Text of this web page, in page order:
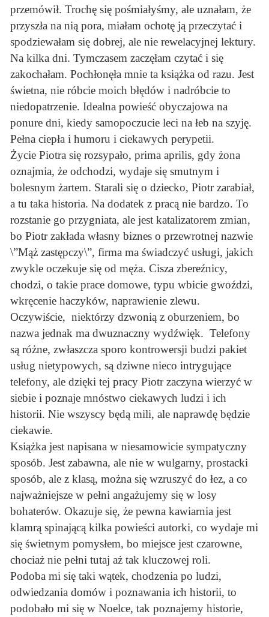
przemówił. Trochę się pośmiałyśmy, ale uznałam, że
przyszła na nią pora, miałam ochotę ją przeczytać i
spodziewałam się dobrej, ale nie rewelacyjnej lektury.
Na kilka dni. Tymczasem zaczęłam czytać i się
zakochałam. Pochłonęła mnie ta książka od razu. Jest
świetna, nie róbcie moich błędów i nadróbcie to
niedopatrzenie. Idealna powieść obyczajowa na
ponure dni, kiedy samopoczucie leci na łeb na szyję.
Pełna ciepła i humoru i ciekawych perypetii.
Życie Piotra się rozsypało, prima aprilis, gdy żona
oznajmia, że odchodzi, wydaje się smutnym i
bolesnym żartem. Starali się o dziecko, Piotr zarabiał,
a tu taka historia. Na dodatek z pracą nie bardzo. To
rozstanie go przygniata, ale jest katalizatorem zmian,
bo Piotr zakłada własny biznes o przewrotnej nazwie
\”Mąż zastępczy\”, firma ma świadczyć usługi, jakich
zwykle oczekuje się od męża. Cisza zbereźnicy,
chodzi, o takie prace domowe, typu wbicie gwoździ,
wkręcenie haczyków, naprawienie zlewu.
Oczywiście, niektórzy dzwonią z oburzeniem, bo
nazwa jednak ma dwuznaczny wydźwięk. Telefony
są różne, zwłaszcza sporo kontrowersji budzi pakiet
usług nietypowych, są dziwne nieco intrygujące
telefony, ale dzięki tej pracy Piotr zaczyna wierzyć w
siebie i poznaje mnóstwo ciekawych ludzi i ich
historii. Nie wszyscy będą mili, ale naprawdę będzie
ciekawie.
Książka jest napisana w niesamowicie sympatyczny
sposób. Jest zabawna, ale nie w wulgarny, prostacki
sposób, ale z klasą, można się wzruszyć do łez, a co
najważniejsze w pełni angażujemy się w losy
bohaterów. Okazuje się, że pewna kawiarnia jest
klamrą spinającą kilka powieści autorki, co wydaje mi
się świetnym pomysłem, bo miejsce jest czarowne,
chociaż nie pełni tutaj aż tak kluczowej roli.
Podoba mi się taki wątek, chodzenia po ludzi,
odwiedzania domów i poznawania ich historii, to
podobało mi się w Noelce, tak poznajemy historie,